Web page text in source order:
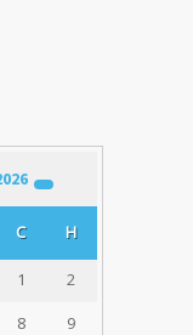
С Н
1
2
8
9